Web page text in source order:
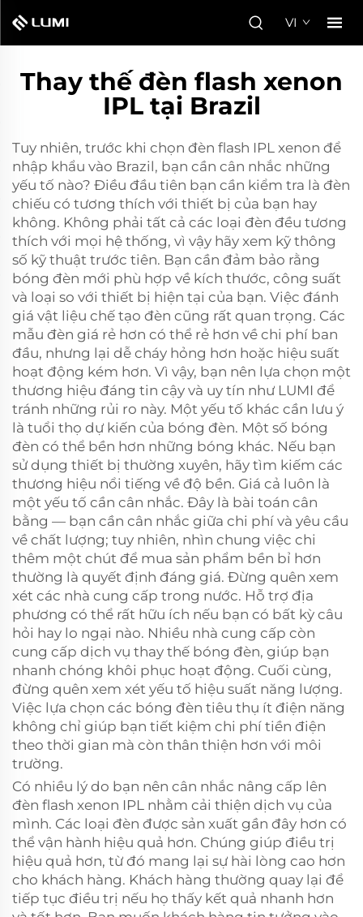
VI
Thay thế đèn flash xenon
IPL tại Brazil
Tuy nhiên, trước khi chọn đèn flash IPL xenon để
nhập khẩu vào Brazil, bạn cần cân nhắc những
yếu tố nào? Điều đầu tiên bạn cần kiểm tra là đèn
chiếu có tương thích với thiết bị của bạn hay
không. Không phải tất cả các loại đèn đều tương
thích với mọi hệ thống, vì vậy hãy xem kỹ thông
số kỹ thuật trước tiên. Bạn cần đảm bảo rằng
bóng đèn mới phù hợp về kích thước, công suất
và loại so với thiết bị hiện tại của bạn. Việc đánh
giá vật liệu chế tạo đèn cũng rất quan trọng. Các
mẫu đèn giá rẻ hơn có thể rẻ hơn về chi phí ban
đầu, nhưng lại dễ cháy hỏng hơn hoặc hiệu suất
hoạt động kém hơn. Vì vậy, bạn nên lựa chọn một
thương hiệu đáng tin cậy và uy tín như LUMI để
tránh những rủi ro này. Một yếu tố khác cần lưu ý
là tuổi thọ dự kiến của bóng đèn. Một số bóng
đèn có thể bền hơn những bóng khác. Nếu bạn
sử dụng thiết bị thường xuyên, hãy tìm kiếm các
thương hiệu nổi tiếng về độ bền. Giá cả luôn là
một yếu tố cần cân nhắc. Đây là bài toán cân
bằng — bạn cần cân nhắc giữa chi phí và yêu cầu
về chất lượng; tuy nhiên, nhìn chung việc chi
thêm một chút để mua sản phẩm bền bỉ hơn
thường là quyết định đáng giá. Đừng quên xem
xét các nhà cung cấp trong nước. Hỗ trợ địa
phương có thể rất hữu ích nếu bạn có bất kỳ câu
hỏi hay lo ngại nào. Nhiều nhà cung cấp còn
cung cấp dịch vụ thay thế bóng đèn, giúp bạn
nhanh chóng khôi phục hoạt động. Cuối cùng,
đừng quên xem xét yếu tố hiệu suất năng lượng.
Việc lựa chọn các bóng đèn tiêu thụ ít điện năng
không chỉ giúp bạn tiết kiệm chi phí tiền điện
theo thời gian mà còn thân thiện hơn với môi
trường.
Có nhiều lý do bạn nên cân nhắc nâng cấp lên
đèn flash xenon IPL nhằm cải thiện dịch vụ của
mình. Các loại đèn được sản xuất gần đây hơn có
thể vận hành hiệu quả hơn. Chúng giúp điều trị
hiệu quả hơn, từ đó mang lại sự hài lòng cao hơn
cho khách hàng. Khách hàng thường quay lại để
tiếp tục điều trị nếu họ thấy kết quả nhanh hơn